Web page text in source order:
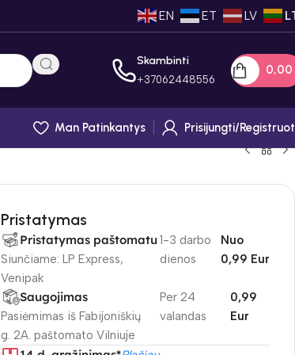
EN ET LV
Skambinti
+37062448556
0,00
Man Patinkantys
Prisijungti/
Pristatymas
Pristatymas paštomatu
Siunčiame: LP Express,
Venipak
1-3 darbo
dienos
Nuo
0,99 Eur
Saugojimas
Pasiėmimas iš Fabijoniškių
g. 2A. paštomato Vilniuje
Per 24
valandas
0,99
Eur